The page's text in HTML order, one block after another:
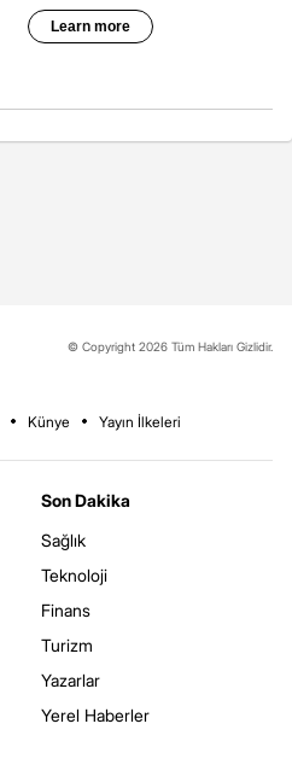
© Copyright 2026 Tüm Hakları Gizlidir.
Künye Yayın İlkeleri
Son Dakika
Sağlık
Teknoloji
Finans
Turizm
Yazarlar
Yerel Haberler